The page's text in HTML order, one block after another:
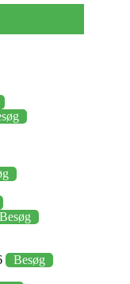
Besøg
Besøg